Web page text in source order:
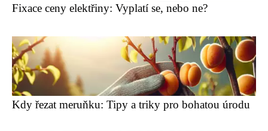
Fixace ceny elektřiny: Vyplatí se, nebo ne?
Kdy řezat meruňku: Tipy a triky pro bohatou úrodu